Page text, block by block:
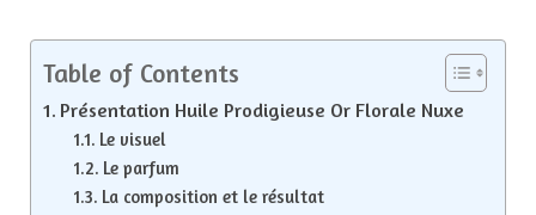
Table of Contents
Présentation Huile Prodigieuse Or Florale Nuxe
Le visuel
Le parfum
La composition et le résultat